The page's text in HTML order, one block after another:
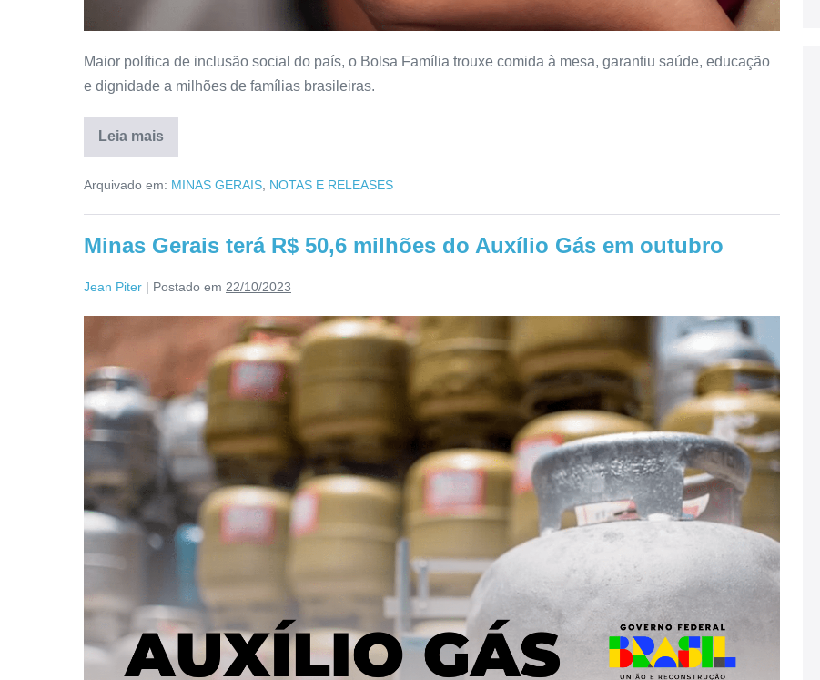
Maior política de inclusão social do país, o Bolsa Família trouxe comida à mesa, garantiu saúde, educação
e dignidade a milhões de famílias brasileiras.
Leia mais
Arquivado em: MINAS GERAIS, NOTAS E RELEASES
Minas Gerais terá R$ 50,6 milhões do Auxílio Gás em outubro
Jean Piter | Postado em 22/10/2023